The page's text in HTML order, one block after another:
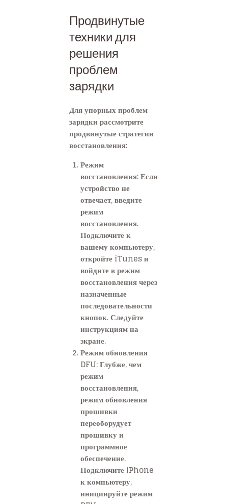
Продвинутые
техники для
решения
проблем
зарядки
Для упорных проблем
зарядки рассмотрите
продвинутые стратегии
восстановления:
Режим
восстановления: Если
устройство не
отвечает, введите
режим
восстановления.
Подключите к
вашему компьютеру,
откройте iTunes и
войдите в режим
восстановления через
назначенные
последовательности
кнопок. Следуйте
инструкциям на
экране.
Режим обновления
DFU: Глубже, чем
режим
восстановления,
режим обновления
прошивки
переоборудует
прошивку и
программное
обеспечение.
Подключите iPhone
к компьютеру,
инициируйте режим